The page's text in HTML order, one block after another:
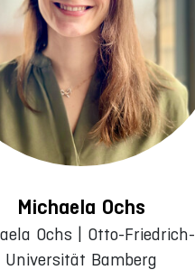
Michaela Ochs
Ochs | Otto-Friedrich-
Universität Bamberg